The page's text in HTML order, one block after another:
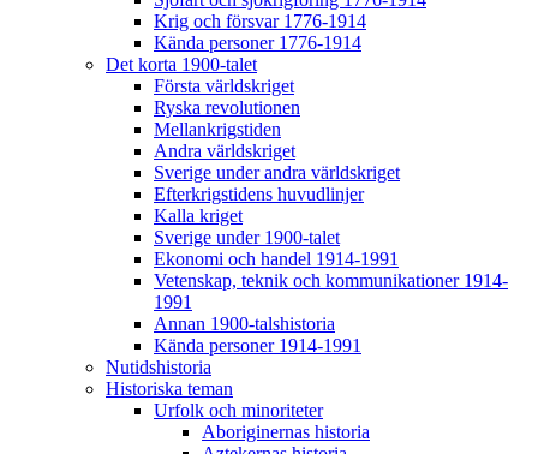
Krig och försvar 1776-1914
Kända personer 1776-1914
Det korta 1900-talet
Första världskriget
Ryska revolutionen
Mellankrigstiden
Andra världskriget
Sverige under andra världskriget
Efterkrigstidens huvudlinjer
Kalla kriget
Sverige under 1900-talet
Ekonomi och handel 1914-1991
Vetenskap, teknik och kommunikationer 1914-
1991
Annan 1900-talshistoria
Kända personer 1914-1991
Nutidshistoria
Historiska teman
Urfolk och minoriteter
Aboriginernas historia